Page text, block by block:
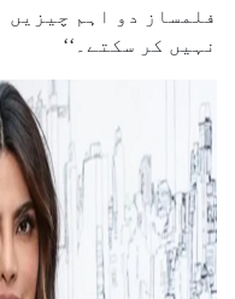
فلمساز دو اہم چیزیں
نہیں کر سکتے۔‘‘